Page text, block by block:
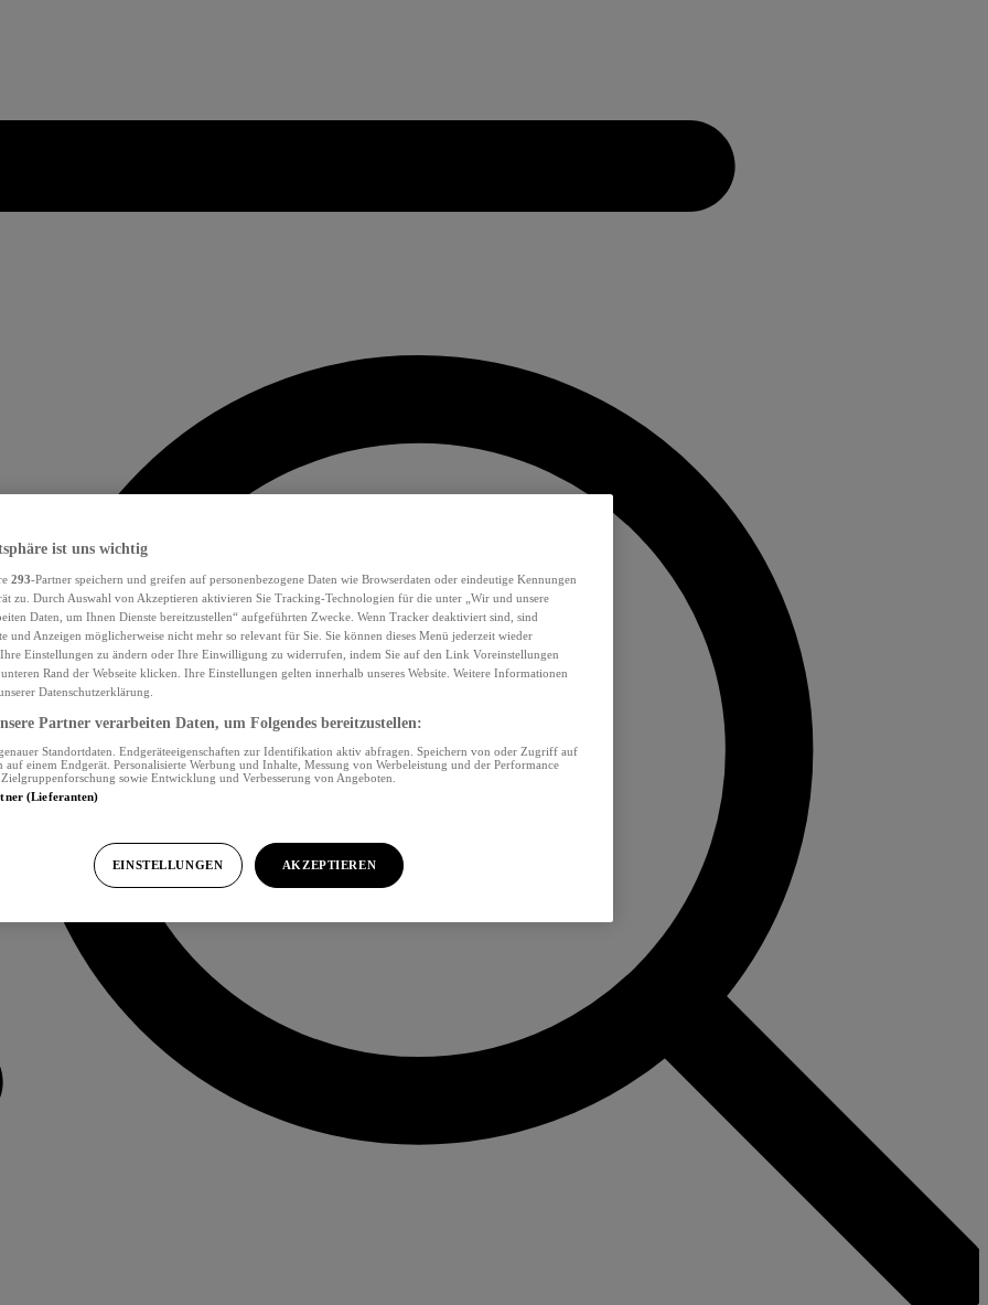
ist uns wichtig
293-Partner speichern und greifen auf personenbezogene Daten wie Browserdaten oder eindeutige Kennungen
zu. Durch Auswahl von Akzeptieren aktivieren Sie Tracking-Technologien für die unter „Wir und unsere
Daten, um Ihnen Dienste bereitzustellen“ aufgeführten Zwecke. Wenn Tracker deaktiviert sind, sind
und Anzeigen möglicherweise nicht mehr so relevant für Sie. Sie können dieses Menü jederzeit wieder
Einstellungen zu ändern oder Ihre Einwilligung zu widerrufen, indem Sie auf den Link Voreinstellungen
Rand der Webseite klicken. Ihre Einstellungen gelten innerhalb unseres Website. Weitere Informationen
Datenschutzerklärung.
Partner verarbeiten Daten, um Folgendes bereitzustellen:
Standortdaten. Endgeräteeigenschaften zur Identifikation aktiv abfragen. Speichern von oder Zugriff auf
einem Endgerät. Personalisierte Werbung und Inhalte, Messung von Werbeleistung und der Performance
sowie Entwicklung und Verbesserung von Angeboten.
(Lieferanten)
EINSTELLUNGEN AKZEPTIEREN